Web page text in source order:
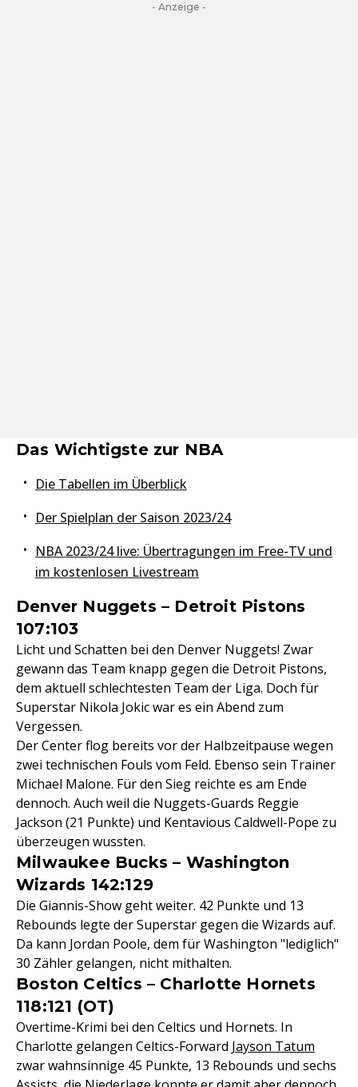
- Anzeige -
Das Wichtigste zur NBA
Die Tabellen im Überblick
Der Spielplan der Saison 2023/24
NBA 2023/24 live: Übertragungen im Free-TV und
im kostenlosen Livestream
Denver Nuggets – Detroit Pistons
107:103
Licht und Schatten bei den Denver Nuggets! Zwar
gewann das Team knapp gegen die Detroit Pistons,
dem aktuell schlechtesten Team der Liga. Doch für
Superstar Nikola Jokic war es ein Abend zum
Vergessen.
Der Center flog bereits vor der Halbzeitpause wegen
zwei technischen Fouls vom Feld. Ebenso sein Trainer
Michael Malone. Für den Sieg reichte es am Ende
dennoch. Auch weil die Nuggets-Guards Reggie
Jackson (21 Punkte) und Kentavious Caldwell-Pope zu
überzeugen wussten.
Milwaukee Bucks – Washington
Wizards 142:129
Die Giannis-Show geht weiter. 42 Punkte und 13
Rebounds legte der Superstar gegen die Wizards auf.
Da kann Jordan Poole, dem für Washington "lediglich"
30 Zähler gelangen, nicht mithalten.
Boston Celtics – Charlotte Hornets
118:121 (OT)
Overtime-Krimi bei den Celtics und Hornets. In
Charlotte gelangen Celtics-Forward Jayson Tatum
zwar wahnsinnige 45 Punkte, 13 Rebounds und sechs